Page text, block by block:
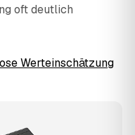
oft deutlich
Werteinschätzung